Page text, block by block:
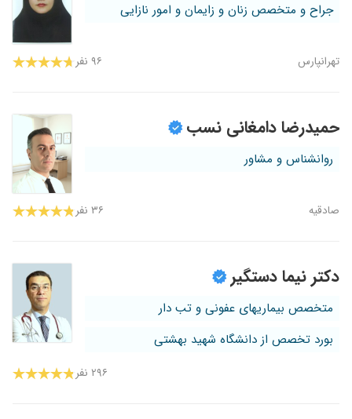
جراح و متخصص زنان و زایمان و امور نازایی
تهرانپارس ۹۶ نفر
حمیدرضا دامغانی نسب
روانشناس و مشاور
صادقیه ۳۶ نفر
دکتر نیما دستگیر
متخصص بیماریهای عفونی و تب دار
بورد تخصص از دانشگاه شهید بهشتی
۲۹۶ نفر